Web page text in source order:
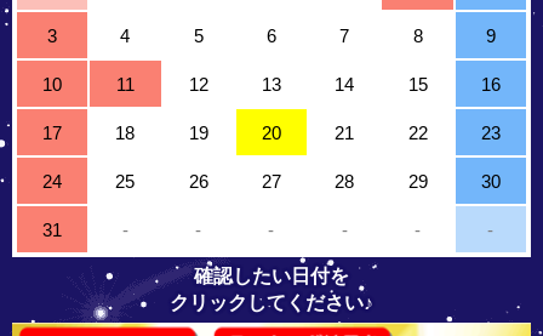
3 4 5 6 7 8 9
10 11 12 13 14 15 16
17 18 19 20 21 22 23
24 25 26 27 28 29 30
31 - - - - - -
確認したい日付を
クリックしてください♪